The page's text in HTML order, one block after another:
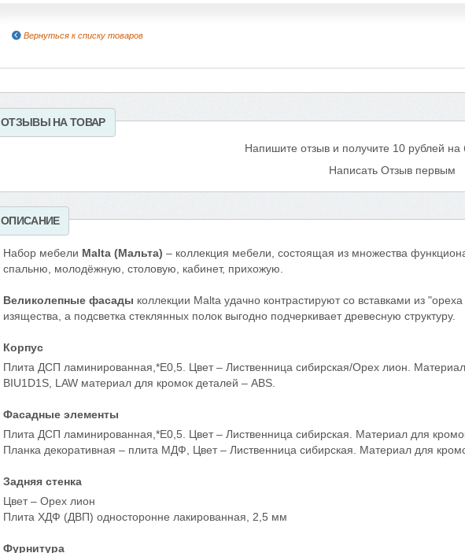
Вернуться к списку товаров
ОТЗЫВЫ НА ТОВАР
Напишите отзыв и получите 10 рублей на
Написать Отзыв первым
ОПИСАНИЕ
Набор мебели Malta (Мальта) – коллекция мебели, состоящая из множества
спальню, молодёжную, столовую, кабинет, прихожую.
Великолепные фасады коллекции Malta удачно контрастируют со вставками из "ореха
изящества, а подсветка стеклянных полок выгодно подчеркивает древесную структуру.
Корпус
Плита ДСП ламинированная,*Е0,5. Цвет – Лиственница сибирская/Орех лион.
BIU1D1S, LAW материал для кромок деталей – ABS.
Фасадные элементы
Плита ДСП ламинированная,*Е0,5. Цвет – Лиственница сибирская. Материал для
Планка декоративная – плита МДФ, Цвет – Лиственница сибирская. Материал для
Задняя стенка
Цвет – Орех лион
Плита ХДФ (ДВП) односторонне лакированная, 2,5 мм
Фурнитура